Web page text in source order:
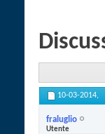
10-03-2014,
fraluglio
Utente